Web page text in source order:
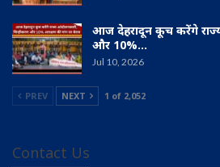
आज देहरादून कूच करेंगे
और 10%…
Jul 10, 2026
PREV NEXT 1 of 2,052
Contact Us